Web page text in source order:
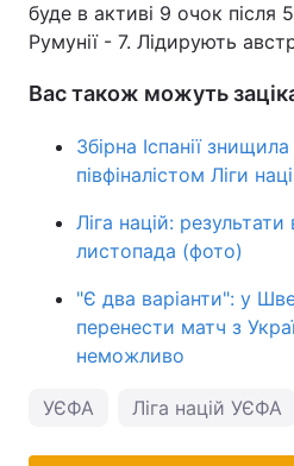
буде в активі 9 очок після
Румунії - 7. Лідирують
Вас також можуть
Збірна Іспанії
півфіналістом Ліги
Ліга націй: результати
листопада (фото)
"Є два варіанти": у
перенести матч з
неможливо
УЄФА Ліга націй УЄФА